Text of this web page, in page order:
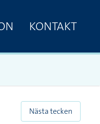
KONTAKT
Nästa tecken